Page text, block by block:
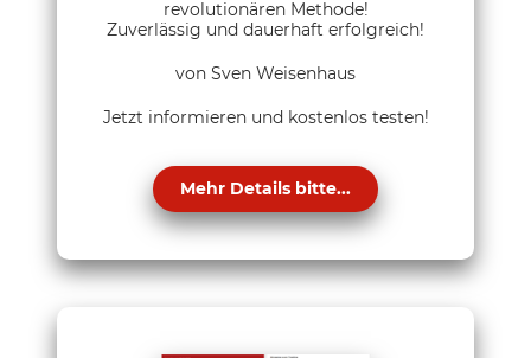
revolutionären Methode!
Zuverlässig und dauerhaft erfolgreich!
von Sven Weisenhaus
Jetzt informieren und kostenlos testen!
Mehr Details bitte...